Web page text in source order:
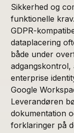
Sikkerhed og
funktionelle
GDPR-
dataplacering
både under
adgangskontrol,
enterprise
Google
Leverandøren
dokumentation
forklaringer på